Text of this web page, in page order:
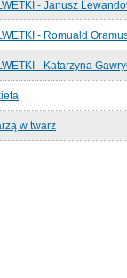
- Janusz
- Romuald
- Katarzyna
w twarz